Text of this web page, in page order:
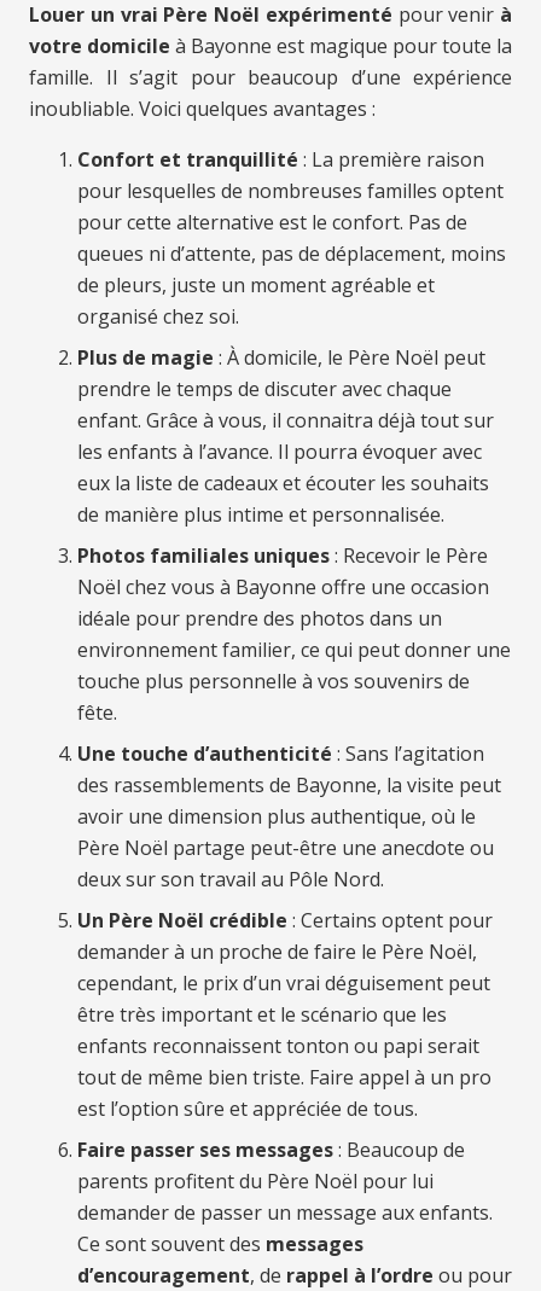
Louer un vrai Père Noël expérimenté pour venir à
votre domicile à Bayonne est magique pour toute la
famille. Il s’agit pour beaucoup d’une expérience
inoubliable. Voici quelques avantages :
Confort et tranquillité : La première raison
pour lesquelles de nombreuses familles optent
pour cette alternative est le confort. Pas de
queues ni d’attente, pas de déplacement, moins
de pleurs, juste un moment agréable et
organisé chez soi.
Plus de magie : À domicile, le Père Noël peut
prendre le temps de discuter avec chaque
enfant. Grâce à vous, il connaitra déjà tout sur
les enfants à l’avance. Il pourra évoquer avec
eux la liste de cadeaux et écouter les souhaits
de manière plus intime et personnalisée.
Photos familiales uniques: Recevoir le Père
Noël chez vous à Bayonne offre une occasion
idéale pour prendre des photos dans un
environnement familier, ce qui peut donner une
touche plus personnelle à vos souvenirs de
fête.
Une touche d’authenticité : Sans l’agitation
des rassemblements de Bayonne, la visite peut
avoir une dimension plus authentique, où le
Père Noël partage peut-être une anecdote ou
deux sur son travail au Pôle Nord.
Un Père Noël crédible : Certains optent pour
demander à un proche de faire le Père Noël,
cependant, le prix d’un vrai déguisement peut
être très important et le scénario que les
enfants reconnaissent tonton ou papi serait
tout de même bien triste. Faire appel à un pro
est l’option sûre et appréciée de tous.
Faire passer ses messages: Beaucoup de
parents profitent du Père Noël pour lui
demander de passer un message aux enfants.
Ce sont souvent des messages
d’encouragement, de rappel à l’ordre ou pour